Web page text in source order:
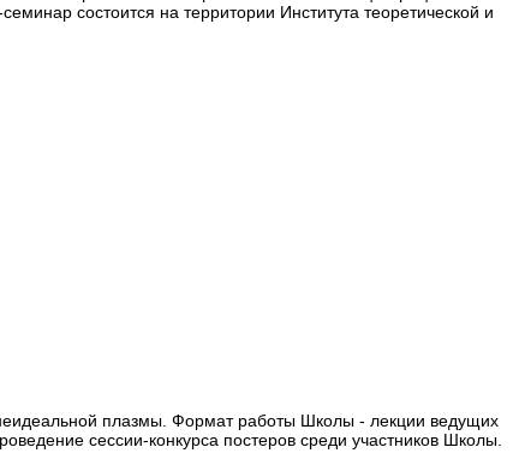
состоится на территории Института теоретической и
плазмы. Формат работы Школы - лекции ведущих
сессии-конкурса постеров среди участников Школы.